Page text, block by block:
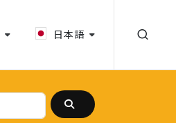
日本語